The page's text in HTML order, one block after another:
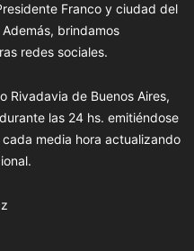
Franco y ciudad del
brindamos
redes sociales.
Rivadavia de Buenos Aires,
las 24 hs. emitiéndose
media hora actualizando